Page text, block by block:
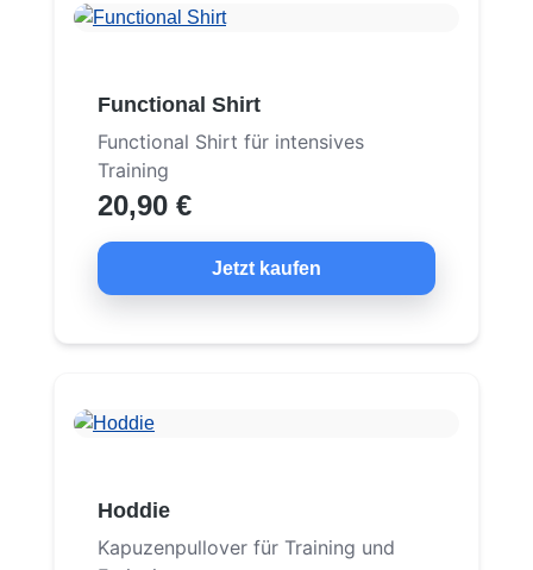
Functional Shirt
Functional Shirt für intensives
Training
20,90 €
Jetzt kaufen
Hoddie
Kapuzenpullover für Training und